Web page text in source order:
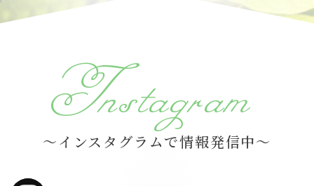
Instagram
～インスタグラムで情報発信中～